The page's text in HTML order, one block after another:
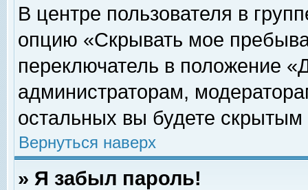
В центре пользователя в
опцию «Скрывать мое
переключатель в положение
администраторам,
остальных вы будете скрытым
Вернуться наверх
» Я забыл пароль!